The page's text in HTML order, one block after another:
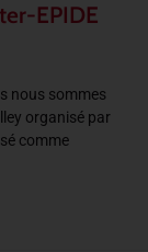
EPIDE
nous sommes
organisé par
comme